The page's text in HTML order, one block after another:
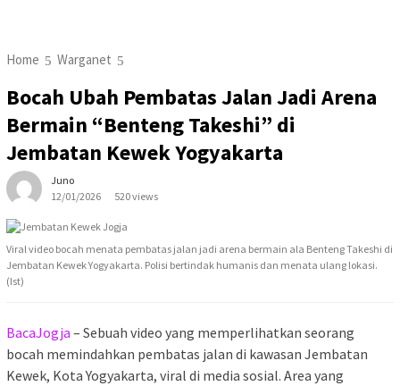
Home Warganet
Bocah Ubah Pembatas Jalan Jadi Arena
Bermain “Benteng Takeshi” di
Jembatan Kewek Yogyakarta
Juno
12/01/2026
520 views
Viral video bocah menata pembatas jalan jadi arena bermain ala Benteng Takeshi di
Jembatan Kewek Yogyakarta. Polisi bertindak humanis dan menata ulang lokasi.
(Ist)
BacaJogja – Sebuah video yang memperlihatkan seorang
bocah memindahkan pembatas jalan di kawasan Jembatan
Kewek, Kota Yogyakarta, viral di media sosial. Area yang